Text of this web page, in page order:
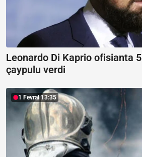
Leonardo Di Kaprio ofisianta
çaypulu verdi
1 Fevral 13:35